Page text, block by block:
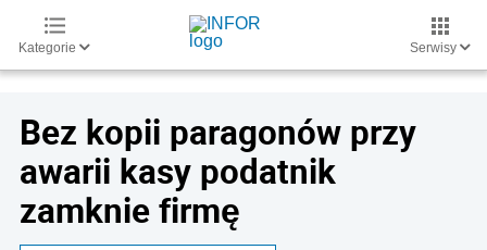
Kategorie Serwisy
Bez kopii paragonów przy
awarii kasy podatnik
zamknie firmę